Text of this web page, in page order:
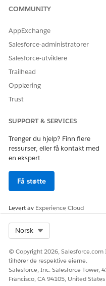
relasjoner
COMMUNITY
AppExchange
Salesforce-administratorer
Salesforce-utviklere
Trailhead
Opplæring
Trust
SUPPORT & SERVICES
Trenger du hjelp? Finn flere
ressurser, eller få kontakt med
en ekspert.
Få støtte
Levert av Experience Cloud
Norsk
© Copyright 2026,
tilhører de respektive eierne.
Salesforce, Inc. Salesforce Tower,
Francisco, CA 94105, United States